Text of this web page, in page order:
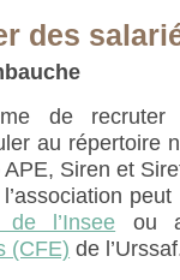
des
de recruter
au répertoire
APE, Siren et
de l’Insee ou
(CFE) de